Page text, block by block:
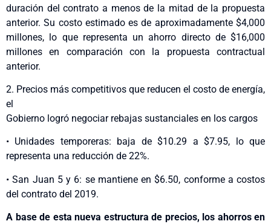
duración del contrato a menos de la mitad de la propuesta
anterior. Su costo estimado es de aproximadamente $4,000
millones, lo que representa un ahorro directo de $16,000
millones en comparación con la propuesta contractual
anterior.
2. Precios más competitivos que reducen el costo de energía,
el
Gobierno logró negociar rebajas sustanciales en los cargos
• Unidades temporeras: baja de $10.29 a $7.95, lo que
representa una reducción de 22%.
• San Juan 5 y 6: se mantiene en $6.50, conforme a costos
del contrato del 2019.
A base de esta nueva estructura de precios, los ahorros en